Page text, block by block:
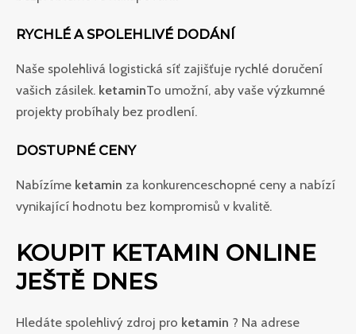
RYCHLÉ A SPOLEHLIVÉ DODÁNÍ
Naše spolehlivá logistická síť zajišťuje rychlé doručení
vašich zásilek. ketaminTo umožní, aby vaše výzkumné
projekty probíhaly bez prodlení.
DOSTUPNÉ CENY
Nabízíme ketamin za konkurenceschopné ceny a nabízí
vynikající hodnotu bez kompromisů v kvalitě.
KOUPIT KETAMIN ONLINE
JEŠTĚ DNES
Hledáte spolehlivý zdroj pro ketamin ? Na adrese